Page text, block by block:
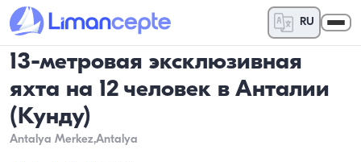
RU
13-метровая эксклюзивная
яхта на 12 человек в Анталии
(Кунду)
Antalya Merkez,Antalya